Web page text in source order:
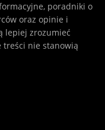
poradniki o
oraz opinie i
lepiej zrozumieć
treści nie stanowią